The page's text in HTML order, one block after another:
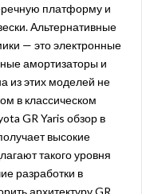
платформу и
Альтернативные
— это электронные
амортизаторы и
из этих моделей не
в классическом
GR Yaris обзор в
высокие
такого уровня
разработки в
архитектуру GR